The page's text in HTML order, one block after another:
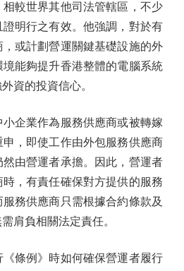
較世界其他司法管轄區，不少
明行之有效。他強調，對於有
或計劃營運關鍵基礎設施的外
能夠提升香港整體的電腦系統
資的投資信心。
企業作為服務供應商或被轉嫁
，即使工作由外包服務供應商
由營運者承擔。因此，營運者
，有責任確保對方提供的服務
務供應商只需根據合約條款及
肩負相關法定責任。
條例》時如何確保營運者履行